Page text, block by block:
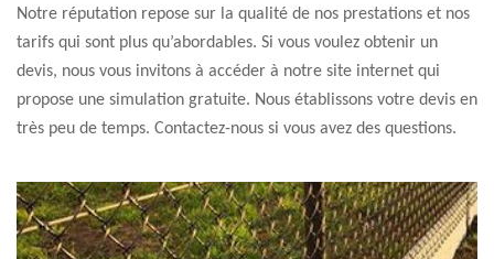
Notre réputation repose sur la qualité de nos prestations et nos
tarifs qui sont plus qu’abordables. Si vous voulez obtenir un
devis, nous vous invitons à accéder à notre site internet qui
propose une simulation gratuite. Nous établissons votre devis en
très peu de temps. Contactez-nous si vous avez des questions.